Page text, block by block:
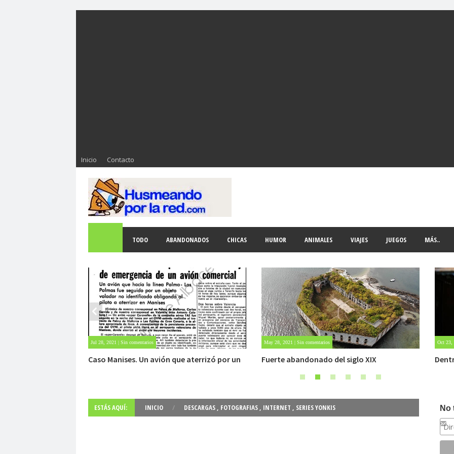
Inicio Contacto
TODO ABANDONADOS CHICAS HUMOR ANIMALES VIAJES JUEGOS MÁS..
May 28, 2021 | Sin comentarios
Fuerte abandonado del siglo XIX
Oct 23, 2020 | Sin comentarios
Dentro de un manicomio abandonado
Oct 22,
ESTÁS AQUÍ: INICIO / DESCARGAS , FOTOGRAFIAS , INTERNET , SERIES YONKIS No